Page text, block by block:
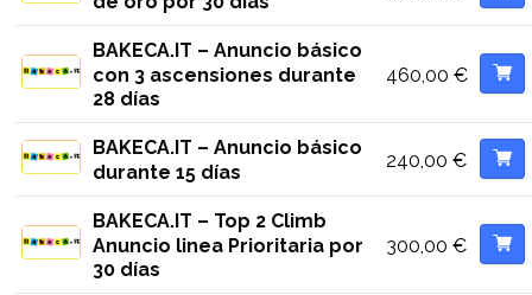
BAKECA.IT – Anuncio básico
con 3 ascensiones durante
28 días
460,00 €
BAKECA.IT – Anuncio básico
durante 15 días
240,00 €
BAKECA.IT – Top 2 Climb
Anuncio linea Prioritaria por
30 días
300,00 €